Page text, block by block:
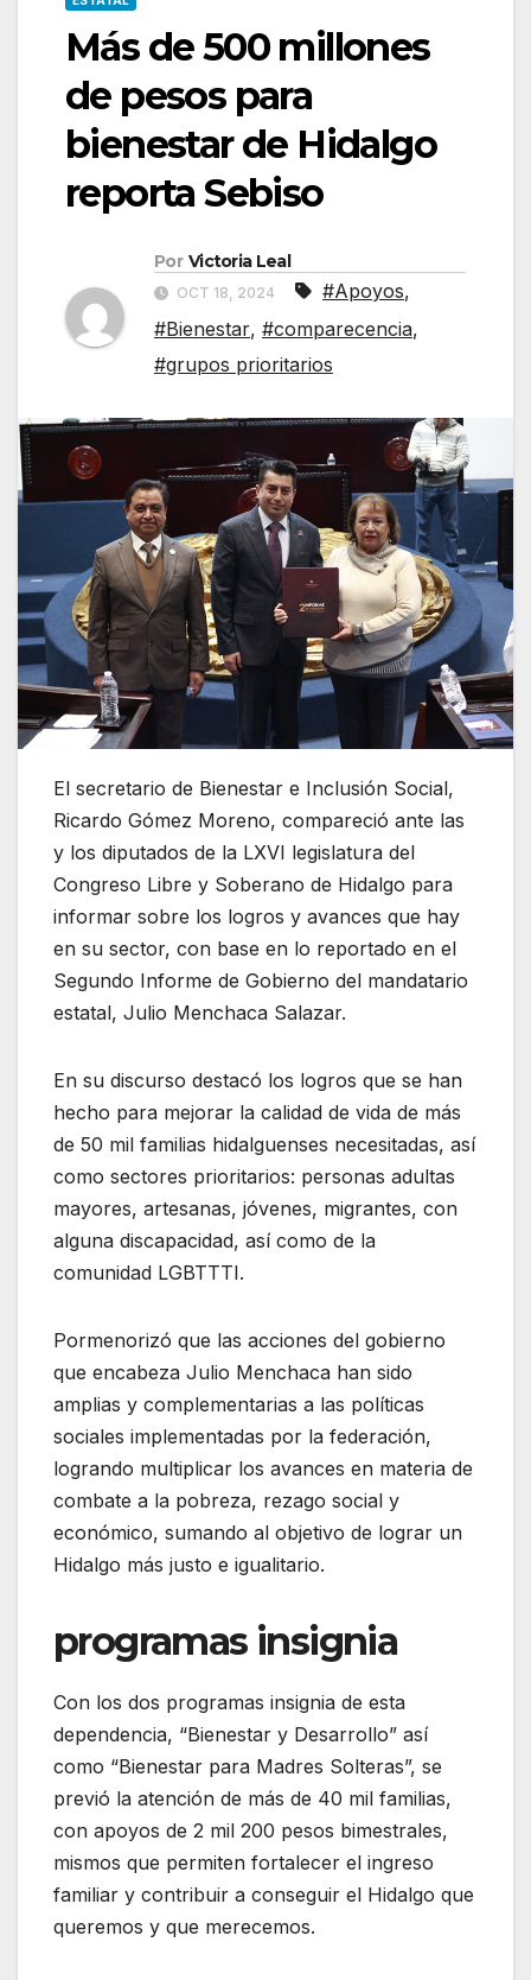
Más de 500 millones
de pesos para
bienestar de Hidalgo
reporta Sebiso
Por Victoria Leal
OCT 18, 2024 #Apoyos,
#Bienestar, #comparecencia,
#grupos prioritarios
El secretario de Bienestar e Inclusión Social,
Ricardo Gómez Moreno, compareció ante las
y los diputados de la LXVI legislatura del
Congreso Libre y Soberano de Hidalgo para
informar sobre los logros y avances que hay
en su sector, con base en lo reportado en el
Segundo Informe de Gobierno del mandatario
estatal, Julio Menchaca Salazar.
En su discurso destacó los logros que se han
hecho para mejorar la calidad de vida de más
de 50 mil familias hidalguenses necesitadas, así
como sectores prioritarios: personas adultas
mayores, artesanas, jóvenes, migrantes, con
alguna discapacidad, así como de la
comunidad LGBTTTI.
Pormenorizó que las acciones del gobierno
que encabeza Julio Menchaca han sido
amplias y complementarias a las políticas
sociales implementadas por la federación,
logrando multiplicar los avances en materia de
combate a la pobreza, rezago social y
económico, sumando al objetivo de lograr un
Hidalgo más justo e igualitario.
programas insignia
Con los dos programas insignia de esta
dependencia, “Bienestar y Desarrollo” así
como “Bienestar para Madres Solteras”, se
previó la atención de más de 40 mil familias,
con apoyos de 2 mil 200 pesos bimestrales,
mismos que permiten fortalecer el ingreso
familiar y contribuir a conseguir el Hidalgo que
queremos y que merecemos.